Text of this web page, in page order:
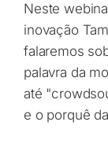
Neste
inovação
falaremos
palavra da
até
e o porquê